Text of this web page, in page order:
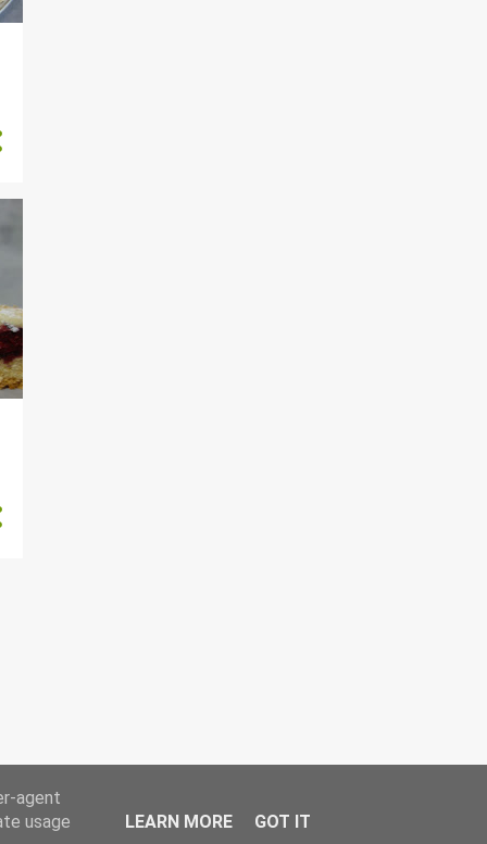
agent
usage
LEARN MORE GOT IT